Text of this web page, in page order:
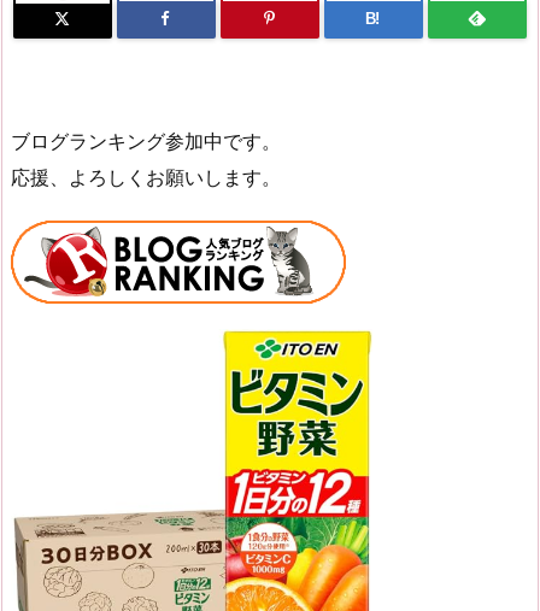
B!
ブログランキング参加中です。
応援、よろしくお願いします。